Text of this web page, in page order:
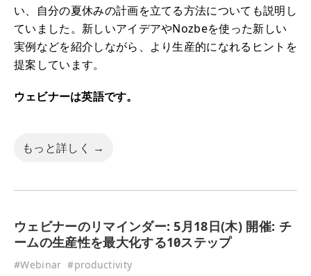
い、自分の夏休みの計画を立てる方法についても説明し
ていました。新しいアイデアやNozbeを使った新しい
実例などを紹介しながら、より生産的になれるヒントを
提案しています。
ウェビナーは英語です。
もっと詳しく →
ウェビナーのリマインダー: 5月18日(木) 開催: チ
ームの生産性を最大化する10ステップ
#Webinar #productivity